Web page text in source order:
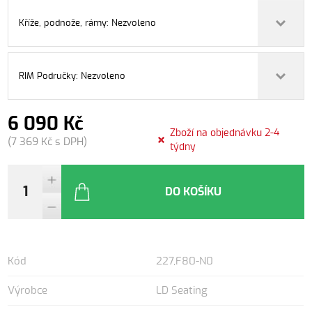
Kříže, podnože, rámy: Nezvoleno
RIM Područky: Nezvoleno
6 090 Kč
(7 369 Kč s DPH)
Zboží na objednávku 2-4
týdny
DO KOŠÍKU
Kód 227,F80-N0
Výrobce LD Seating